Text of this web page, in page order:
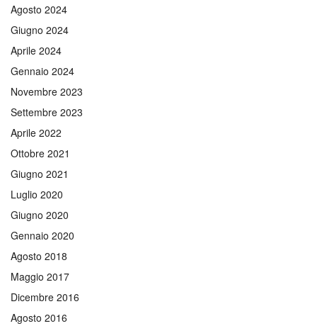
Agosto 2024
Giugno 2024
Aprile 2024
Gennaio 2024
Novembre 2023
Settembre 2023
Aprile 2022
Ottobre 2021
Giugno 2021
Luglio 2020
Giugno 2020
Gennaio 2020
Agosto 2018
Maggio 2017
Dicembre 2016
Agosto 2016